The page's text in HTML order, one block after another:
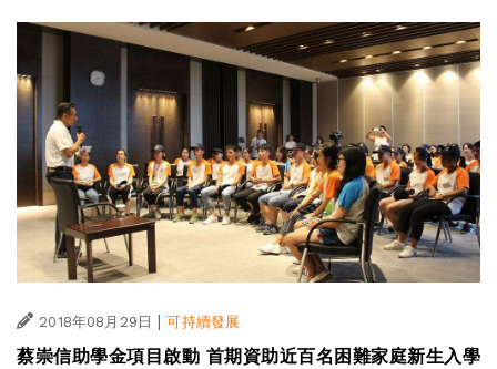
2018年08月29日 | 可持續發展
蔡崇信助學金項目啟動 首期資助近百名困難家庭新生入學